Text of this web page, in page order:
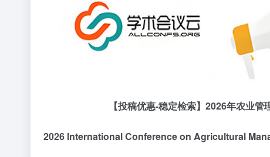
【投稿优惠-稳定检索】2026年农业管
2026 International Conference on Agricultural